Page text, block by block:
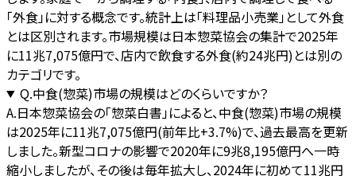
「外食」に対する概念です。統計上は「料理品小売業」として外食
とは区別されます。市場規模は日本惣菜協会の集計で2025年
に11兆7,075億円で、店内で飲食する外食(約24兆円)とは別の
カテゴリです。
Q.中食(惣菜)市場の規模はどのくらいですか？
A.日本惣菜協会の「惣菜白書」によると、中食(惣菜)市場の規模
は2025年に11兆7,075億円(前年比+3.7%)で、過去最高を更新
しました。新型コロナの影響で2020年に9兆8,195億円へ一時
縮小しましたが、その後は毎年拡大し、2024年に初めて11兆円